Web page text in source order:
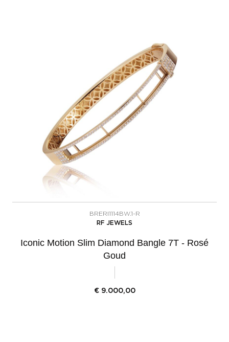
BRERI1114BW.1-R
RF JEWELS
Iconic Motion Slim Diamond Bangle 7T - Rosé
Goud
€ 9.000,00